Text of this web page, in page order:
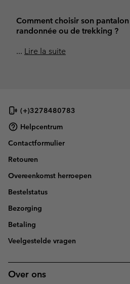
Comment choisir son
randonnée ou de trekking ?
... Lire la suite
(+)3278480783
Helpcentrum
Contactformulier
Retouren
Overeenkomst herroepen
Bestelstatus
Bezorging
Betaling
Veelgestelde vragen
Over ons